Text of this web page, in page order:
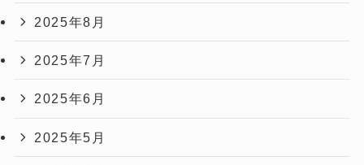
2025年8月
2025年7月
2025年6月
2025年5月